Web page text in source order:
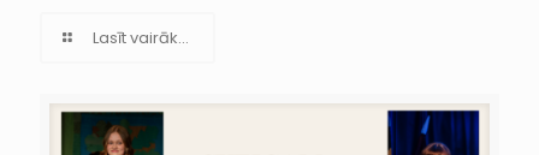
Lasīt vairāk...